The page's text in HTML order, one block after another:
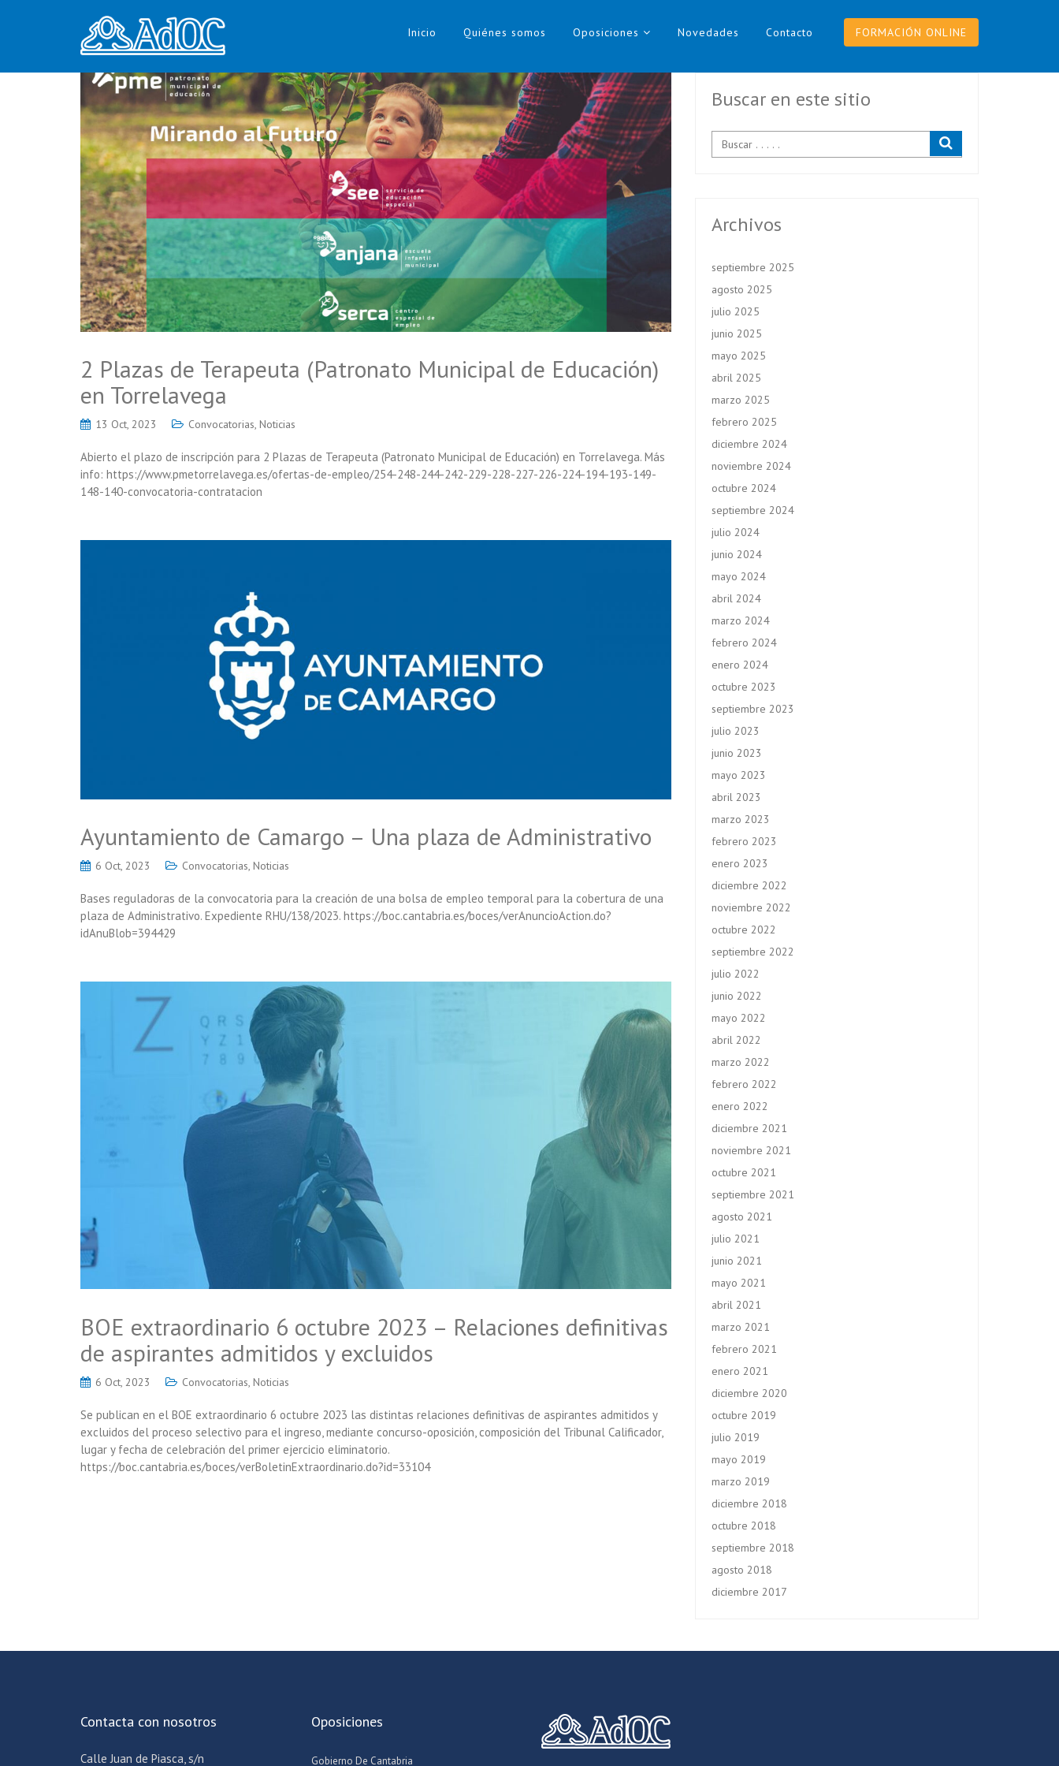
Inicio Quiénes somos Oposiciones Novedades Contacto FORMACIÓN ONLINE
2 Plazas de Terapeuta (Patronato Municipal de Educación)
en Torrelavega
13 Oct, 2023 Convocatorias, Noticias
Abierto el plazo de inscripción para 2 Plazas de Terapeuta (Patronato Municipal de Educación) en Torrelavega. Más
info: https://www.pmetorrelavega.es/ofertas-de-empleo/254-248-244-242-229-228-227-226-224-194-193-149-
148-140-convocatoria-contratacion
Ayuntamiento de Camargo – Una plaza de Administrativo
6 Oct, 2023 Convocatorias, Noticias
Bases reguladoras de la convocatoria para la creación de una bolsa de empleo temporal para la cobertura de una
plaza de Administrativo. Expediente RHU/138/2023. https://boc.cantabria.es/boces/verAnuncioAction.do?
idAnuBlob=394429
BOE extraordinario 6 octubre 2023 – Relaciones definitivas
de aspirantes admitidos y excluidos
6 Oct, 2023 Convocatorias Noticias
Se publican en el BOE extraordinario 6 octubre 2023 las distintas relaciones definitivas de aspirantes admitidos y
excluidos del proceso selectivo para el ingreso, mediante concurso-oposición, composición del Tribunal Calificador,
lugar y fecha de celebración del primer ejercicio eliminatorio.
https://boc.cantabria.es/boces/verBoletinExtraordinario.do?id=33104
Buscar en este sitio
Archivos
septiembre 2025
agosto 2025
julio 2025
junio 2025
mayo 2025
abril 2025
marzo 2025
febrero 2025
diciembre 2024
noviembre 2024
octubre 2024
septiembre 2024
julio 2024
junio 2024
mayo 2024
abril 2024
marzo 2024
febrero 2024
enero 2024
octubre 2023
septiembre 2023
julio 2023
junio 2023
mayo 2023
abril 2023
marzo 2023
febrero 2023
enero 2023
diciembre 2022
noviembre 2022
octubre 2022
septiembre 2022
julio 2022
junio 2022
mayo 2022
abril 2022
marzo 2022
febrero 2022
enero 2022
diciembre 2021
noviembre 2021
octubre 2021
septiembre 2021
agosto 2021
julio 2021
junio 2021
mayo 2021
abril 2021
marzo 2021
febrero 2021
enero 2021
diciembre 2020
octubre 2019
julio 2019
mayo 2019
marzo 2019
diciembre 2018
octubre 2018
septiembre 2018
agosto 2018
diciembre 2017
Contacta con nosotros
Calle Juan de Piasca, s/n
Oposiciones
Gobierno De Cantabria